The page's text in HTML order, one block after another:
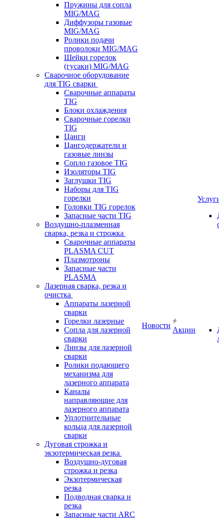
Пружины для сопла
MIG/MAG
Диффузоры газовые
MIG/MAG
Ролики подачи
проволоки MIG/MAG
Шейки горелок
(гусаки) MIG/MAG
Сварочное оборудование
для TIG сварки
Сварочные аппараты
TIG
Блоки охлаждения
Сварочные горелки
TIG
Цанги
Цангодержатели и
газовые линзы
Сопло газовое TIG
Изоляторы TIG
Заглушки TIG
Наборы для TIG
горелки
Головки TIG горелок
Запасные части TIG
Воздушно-плазменная
сварка, резка и строжка
Сварочные аппараты
PLASMA CUT
Плазмотроны
Запасные части
PLASMA
Лазерная сварка, резка и
очистка
Аппараты лазерной
сварки
Горелки лазерные
Сопла для лазерной
сварки
Линзы для лазерной
сварки
Ролики подающего
механизма для
лазерного аппарата
Каналы
направляющие для
лазерного аппарата
Уплотнительные
кольца для лазерной
сварки
Дуговая строжка и
экзотермическая резка
Воздушно-дуговая
строжка и резка
Экзотермическая
резка
Подводная сварка и
резка
Запасные части ARC
Новости
Акции